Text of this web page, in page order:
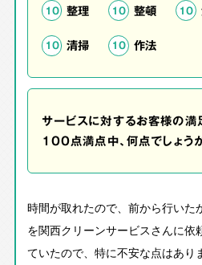
10 整理 10 整頓 10
10 清掃 10 作法
サービスに対するお客様の満
100点満点中、何点でしょうか
時間が取れたので、前から行いた
を関西クリーンサービスさんに依
ていたので、特に不安な点はあり